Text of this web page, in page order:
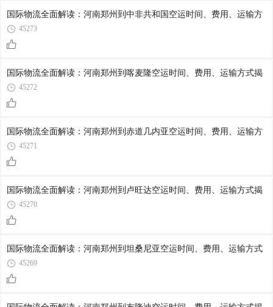
国际物流全面解读：河南郑州到中非共和国空运时间、费用、运输方
45273
国际物流全面解读：河南郑州到喀麦隆空运时间、费用、运输方式揭
45272
国际物流全面解读：河南郑州到赤道几内亚空运时间、费用、运输方
45271
国际物流全面解读：河南郑州到卢旺达空运时间、费用、运输方式揭
45270
国际物流全面解读：河南郑州到坦桑尼亚空运时间、费用、运输方式
45269